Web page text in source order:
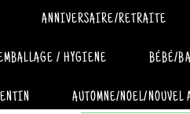
ANNIVERSAIRE/RETRAITE
/ HYGIENE BÉBÉ/
AUTOMNE/NOEL/NOUVEL